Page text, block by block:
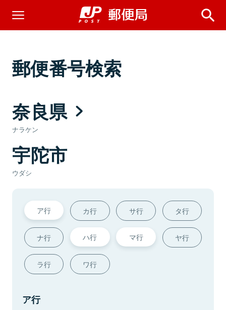
郵便番号検索
奈良県
ナラケン
宇陀市
ウダシ
ア行 カ行 サ行 タ行
ナ行 ハ行 マ行 ヤ行
ラ行 ワ行
ア行